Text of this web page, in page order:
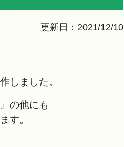
更新日：2021/12/10
しました。
の他にも
す。